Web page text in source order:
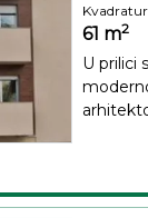
61 m2
U prilici